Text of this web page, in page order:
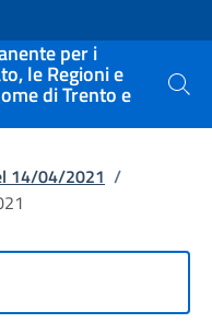
per i
le Regioni e
di Trento e Cerca
14/04/2021 /